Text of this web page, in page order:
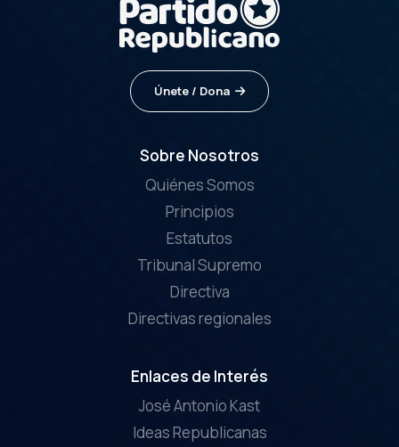
Únete / Dona
Sobre Nosotros
Quiénes Somos
Principios
Estatutos
Tribunal Supremo
Directiva
Directivas regionales
Enlaces de Interés
José Antonio Kast
Ideas Republicanas